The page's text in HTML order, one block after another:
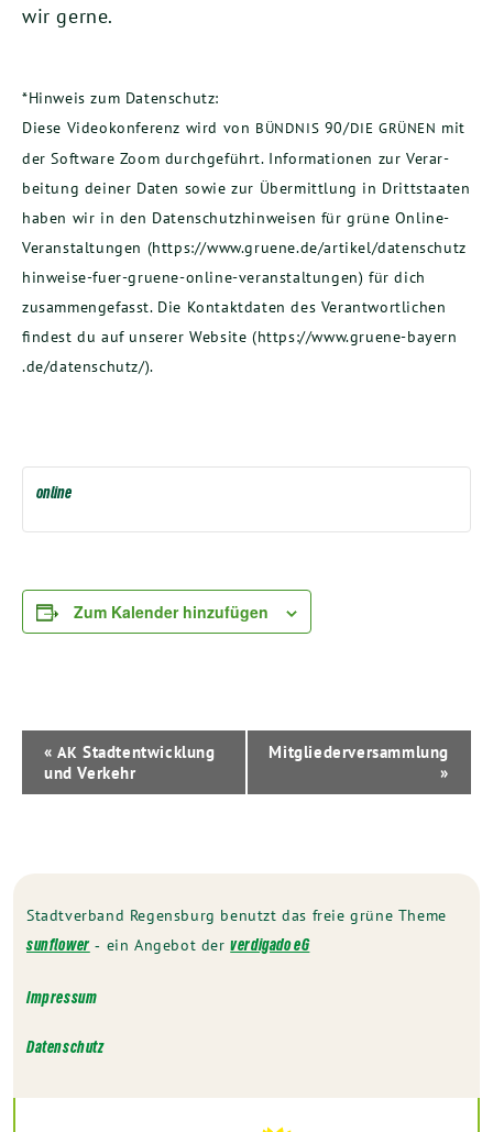
wir gerne.
*Hin­weis zum Daten­schutz:
Die­se Video­kon­fe­renz wird von BÜNDNIS 90/DIE GRÜNEN mit
der Soft­ware Zoom durch­ge­führt. Infor­ma­tio­nen zur Ver­ar­
bei­tung dei­ner Daten sowie zur Über­mitt­lung in Dritt­staa­ten
haben wir in den Daten­schutz­hin­wei­sen für grü­ne Online-
Ver­an­stal­tun­gen (https://​www​.grue​ne​.de/​a​r​t​i​k​e​l​/​d​a​t​e​n​s​c​h​u​t​z​
h​i​n​w​e​i​s​e​-​f​u​e​r​-​g​r​u​e​n​e​-​o​n​l​i​n​e​-​v​e​r​a​n​s​t​a​l​t​u​n​gen) für dich
zusam­men­ge­fasst. Die Kon­takt­da­ten des Ver­ant­wort­li­chen
fin­dest du auf unse­rer Web­site (https://​www​.grue​ne​-bay​ern​
.de/​d​a​t​e​n​s​c​h​u​tz/).
online
Zum Kalender hinzufügen
Veranstaltung-
Navigation
« AK Stadtentwicklung
und Verkehr
Mitgliederversammlung
»
Stadtverband Regensburg benutzt das freie grüne Theme
sunflower‐ ein Angebot derverdigado eG
Impressum
Datenschutz